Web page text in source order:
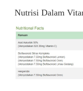
Nutrisi Dalam